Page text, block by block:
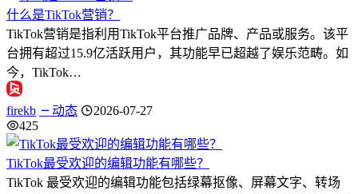
什么是TikTok营销？
TikTok营销是指利用TikTok平台推广品牌、产品或服务。该平
台拥有超过15.9亿活跃用户，其功能早已超越了娱乐范畴。如
今，TikTok…
firekb 动态
2026-07-27
425
TikTok最受欢迎的编辑功能有哪些？
TikTok 最受欢迎的编辑功能包括绿幕抠像、屏幕文字、转场